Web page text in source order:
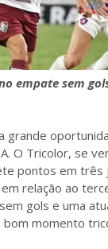
empate sem
grande
O Tricolor, se
pontos em três
relação ao
gols e uma
momento